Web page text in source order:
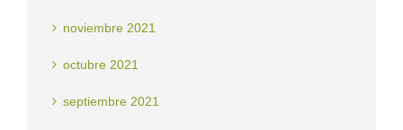
noviembre 2021
octubre 2021
septiembre 2021